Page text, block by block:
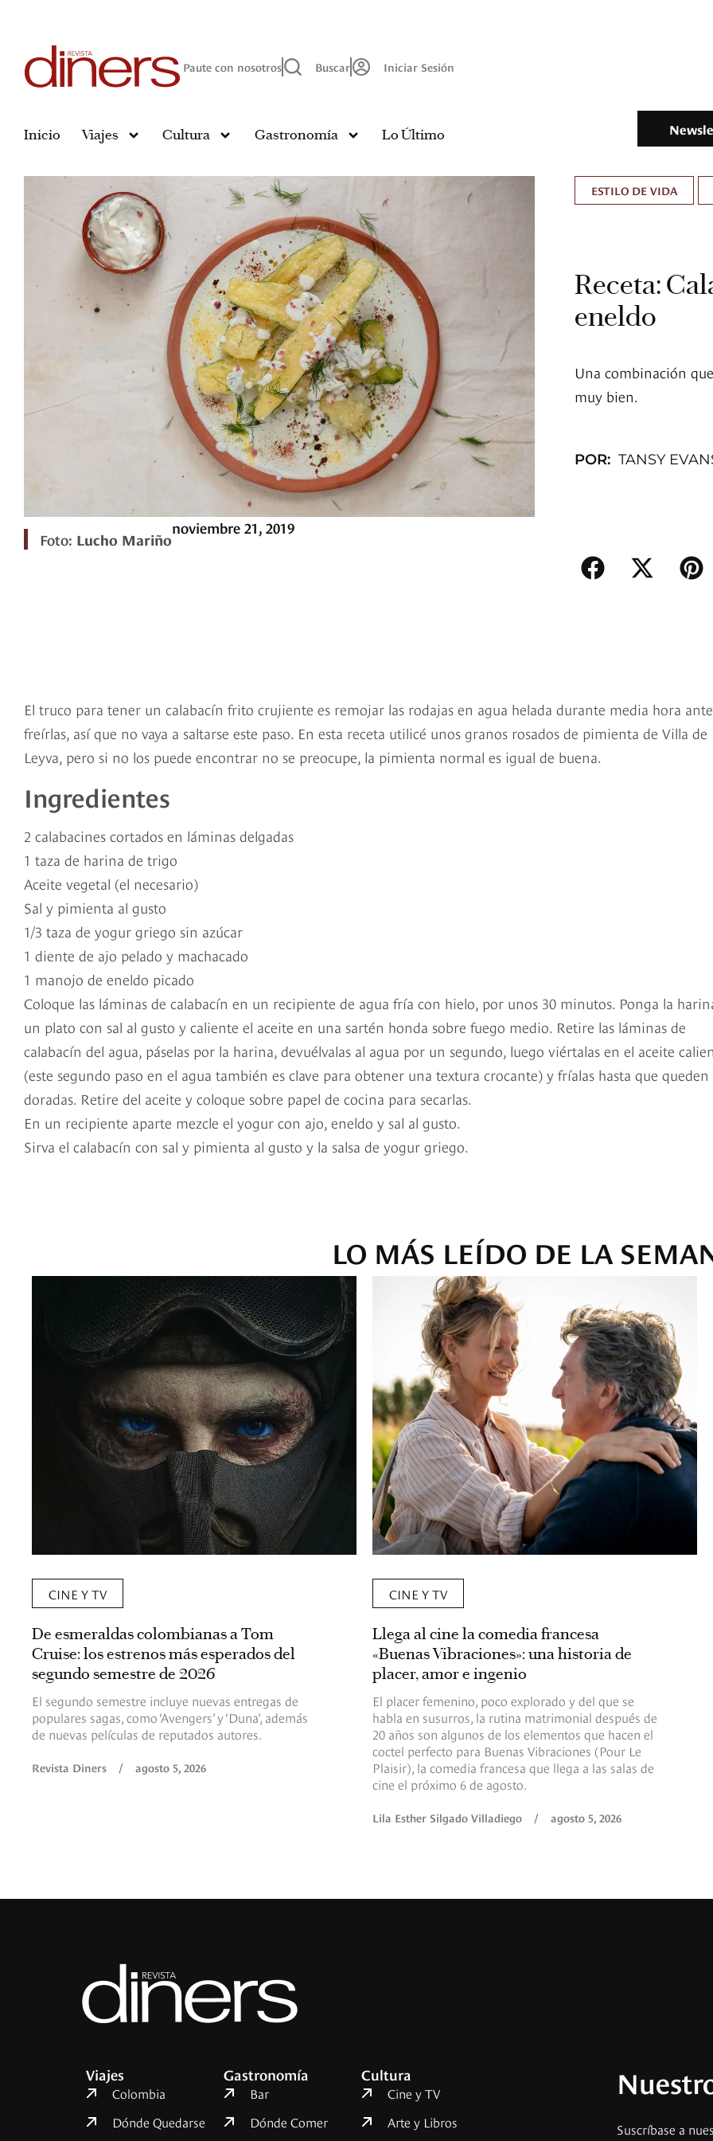
Paute con nosotros Buscar Iniciar Sesión
Inicio Viajes Cultura Gastronomía Lo Último
Foto: Lucho Mariño
noviembre 21, 2019
ESTILO DE VIDA
Receta:
eneldo
Una combinación
muy bien.
POR: TANSY
El truco para tener un calabacín frito crujiente es remojar las rodajas en agua helada durante media hora
freírlas, así que no vaya a saltarse este paso. En esta receta utilicé unos granos rosados de pimienta de Villa de
Leyva, pero si no los puede encontrar no se preocupe, la pimienta normal es igual de buena.
Ingredientes
2 calabacines cortados en láminas delgadas
1 taza de harina de trigo
Aceite vegetal (el necesario)
Sal y pimienta al gusto
1/3 taza de yogur griego sin azúcar
1 diente de ajo pelado y machacado
1 manojo de eneldo picado
Coloque las láminas de calabacín en un recipiente de agua fría con hielo, por unos 30 minutos. Ponga la
un plato con sal al gusto y caliente el aceite en una sartén honda sobre fuego medio. Retire las láminas de
calabacín del agua, páselas por la harina, devuélvalas al agua por un segundo, luego viértalas en el aceite
(este segundo paso en el agua también es clave para obtener una textura crocante) y fríalas hasta que queden
doradas. Retire del aceite y coloque sobre papel de cocina para secarlas.
En un recipiente aparte mezcle el yogur con ajo, eneldo y sal al gusto.
Sirva el calabacín con sal y pimienta al gusto y la salsa de yogur griego.
LO MÁS LEÍDO DE LA
CINE Y TV
De esmeraldas colombianas a Tom
Cruise: los estrenos más esperados del
segundo semestre de 2026
El segundo semestre incluye nuevas entregas de
populares sagas, como ‘Avengers’ y ‘Duna’, además
de nuevas películas de reputados autores.
Revista Diners / agosto 5, 2026
CINE Y TV
Llega al cine la comedia francesa
«Buenas Vibraciones»: una historia de
placer, amor e ingenio
El placer femenino, poco explorado y del que se
habla en susurros, la rutina matrimonial después de
20 años son algunos de los elementos que hacen el
coctel perfecto para Buenas Vibraciones (Pour Le
Plaisir), la comedia francesa que llega a las salas de
cine el próximo 6 de agosto.
Lila Esther Silgado Villadiego / agosto 5, 2026
Viajes
Colombia
Dónde Quedarse
Gastronomía
Bar
Dónde Comer
Cultura
Cine y TV
Arte y Libros
Suscríbase a